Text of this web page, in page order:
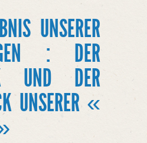
UNSERER
: DER
UND DER
UNSERER «